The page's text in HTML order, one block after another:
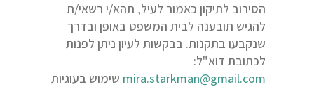
הסירוב לתיקון כאמור לעיל, תהא/י רשאי/ת
להגיש תובענה לבית המשפט באופן ובדרך
שנקבעו בתקנות. בבקשות לעיון ניתן לפנות
לכתובת דוא"ל:
mira.starkman@gmail.com שימוש בעוגיות